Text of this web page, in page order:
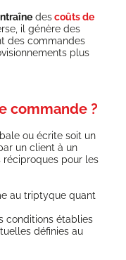
descoûts de
il génère des
des com­mandes
plus
commande ?
ou écrite soit un
un client à un
pour les
au trip­tyque quan­t
condi­tions établies
défi­nies au